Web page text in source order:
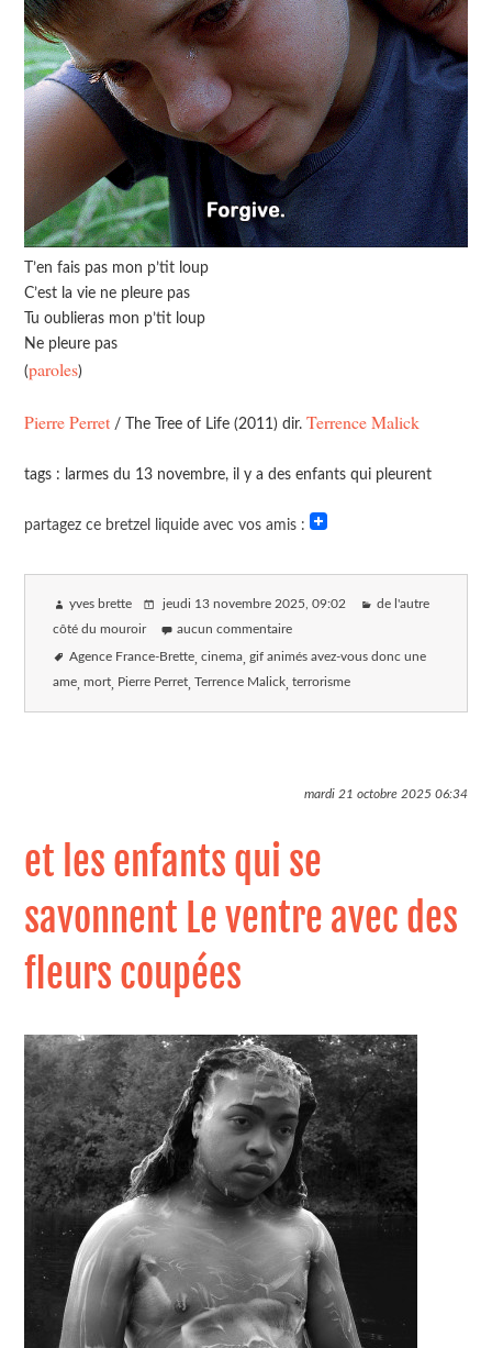
T’en fais pas mon p’tit loup
C’est la vie ne pleure pas
Tu oublieras mon p’tit loup
Ne pleure pas
(paroles)
Pierre Perret / The Tree of Life (2011) dir.Terrence Malick
tags : larmes du 13 novembre, il y a des enfants qui pleurent
partagez ce bretzel liquide avec vos amis :
yves brette jeudi 13 novembre 2025, 09:02 de l'autre
côté du mouroir aucun commentaire
Agence France-Brette cinema gif animés avez-vous donc une
ame mort Pierre Perret Terrence Malick terrorisme
mardi 21 octobre 202506:34
et les enfants qui se
savonnent Le ventre avec des
fleurs coupées